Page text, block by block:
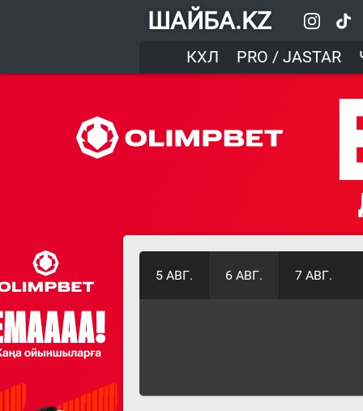
ШАЙБА.KZ
КХЛ
PRO / JASTAR
5 АВГ. 6 АВГ. 7 АВГ.